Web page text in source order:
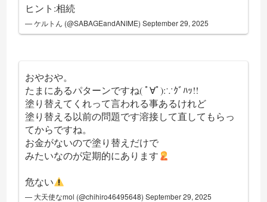
ヒント:相続
— ケルトん (@SABAGEandANIME)September 29, 2025
おやおや。
たまにあるパターンですね( ﾟ∀ﾟ):∵ｸﾞﾊｯ!!
塗り替えてくれって言われる事あるけれど
塗り替える以前の問題です溶接して直してもらっ
てからですね。
お金がないので塗り替えだけで
みたいなのが定期的にあります
危ない
— 大天使なmol (@chihiro46495648)September 29, 2025